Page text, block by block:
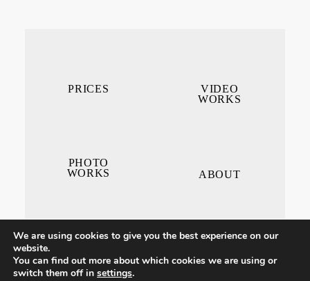
VIDEO
WORKS
ABOUT
PRICES
PHOTO
WORKS
CONTACT ME
We are using cookies to give you the best experience on our
website.
You can find out more about which cookies we are using or
switch them off in settings.